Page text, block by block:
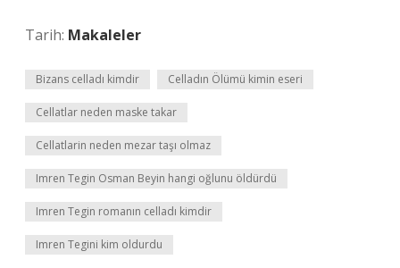
Tarih: Makaleler
Bizans celladı kimdir Celladın Ölümü kimin eseri
Cellatlar neden maske takar
Cellatlarin neden mezar taşı olmaz
Imren Tegin Osman Beyin hangi oğlunu öldürdü
Imren Tegin romanın celladı kimdir
Imren Tegini kim oldurdu